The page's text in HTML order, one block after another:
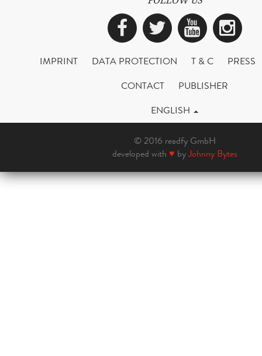
Facebook
Twitter
IMPRINT DATA PROTECTION T & C
PRESS
CONTACT
PUBLISHER
ENGLISH
© 2016 readfy GmbH
developed with ♥ byJohnny Bytes